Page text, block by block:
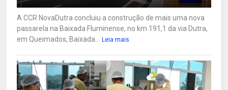
A CCR NovaDutra concluiu a construção de mais uma nova
passarela na Baixada Fluminense, no km 191,1 da via Dutra,
em Queimados, Baixada...
Leia mais